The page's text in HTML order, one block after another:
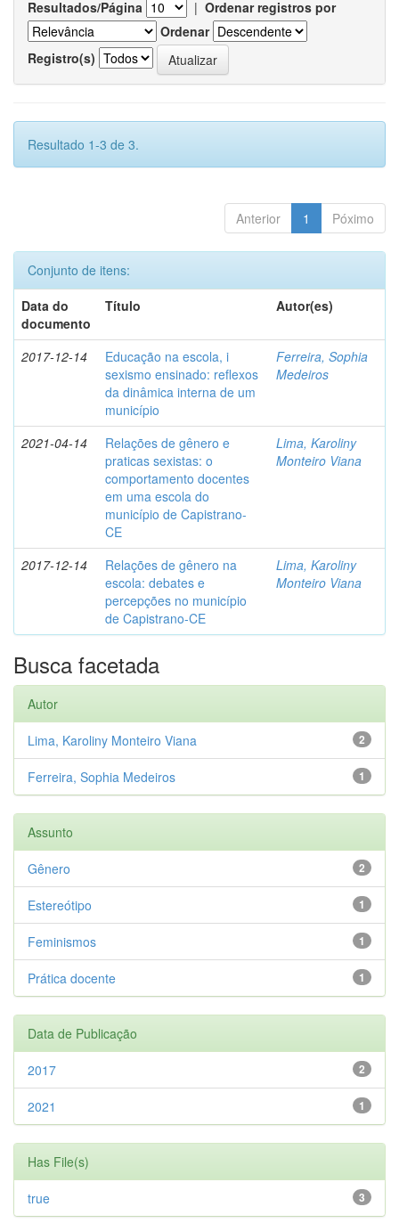
Resultados/Página | Ordenar registros por
Ordenar
Registro(s)
Resultado 1-3 de 3.
Anterior 1 Póximo
Conjunto de itens:
Data do
documento
Título Autor(es)
2017-12-14
Educação na escola, i
sexismo ensinado: reflexos
da dinâmica interna de um
município
Ferreira, Sophia
Medeiros
2021-04-14
Relações de gênero e
praticas sexistas: o
comportamento docentes
em uma escola do
município de Capistrano-
CE
Lima, Karoliny
Monteiro Viana
2017-12-14
Relações de gênero na
escola: debates e
percepções no município
de Capistrano-CE
Lima, Karoliny
Monteiro Viana
Busca facetada
Autor
2
Lima, Karoliny Monteiro Viana
1
Ferreira, Sophia Medeiros
Assunto
2
Gênero
1
Estereótipo
1
Feminismos
1
Prática docente
Data de Publicação
2
2017
1
2021
Has File(s)
3
true